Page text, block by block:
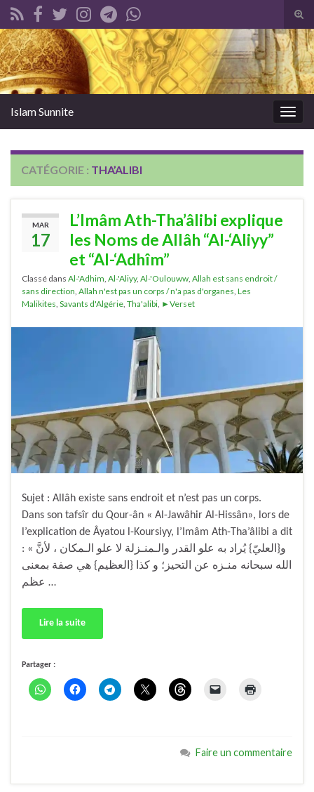
Search for:
Islam Sunnite
CATÉGORIE : THA’ALIBI
MAR
17
L’Imâm Ath-Tha’âlibi explique
les Noms de Allâh “Al-‘Aliyy”
et “Al-‘Adhîm”
Classé dans Al-'Adhim Al-'Aliyy, Al-'Oulouww Allah est sans endroit /
sans direction Allah n'est pas un corps / n'a pas d'organes Les
Malikites Savants d'Algérie Tha'alibi ►Verset
Sujet : Allâh existe sans endroit et n’est pas un corps.
Dans son tafsîr du Qour-ân « Al-Jawâhir Al-Hissân», lors de
l’explication de Âyatou l-Koursiyy, l’Imâm Ath-Tha’âlibi a dit
: « و{العليّ} يُراد به علو القدر والـمنـزلة لا علو الـمكان ، لأنَّ
الله سبحانه منـزه عن التحيز؛ و كذا {العظيم} هي صفة بمعنى
عظم …
Lire la suite
Partager :
Faire un commentaire